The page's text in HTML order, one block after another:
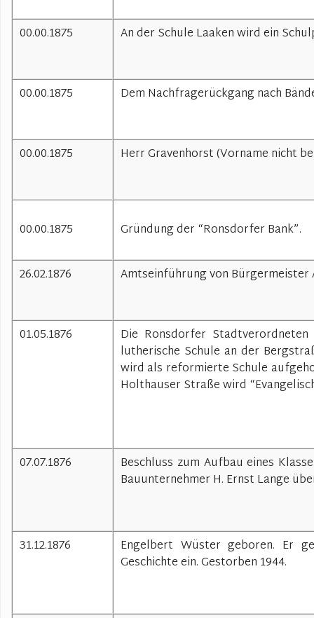
00.00.1875 An der Schule Laaken wird ein
00.00.1875 Dem Nachfragerückgang nach
00.00.1875 Herr Gravenhorst (Vorname nicht
00.00.1875 Gründung der “Ronsdorfer Bank”.
26.02.1876 Amtseinführung von
01.05.1876
Die Ronsdorfer
lutherische Schule an der
wird als reformierte Schule
Holthauser Straße wird
07.07.1876
Beschluss zum Aufbau eines
Bauunternehmer H. Ernst Lange
31.12.1876
Engelbert Wüster geboren. Er
Geschichte ein. Gestorben 1944.